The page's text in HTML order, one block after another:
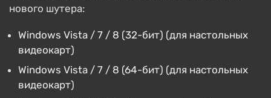
нового шутера:
Windows Vista / 7 / 8 (32-бит) (для настольных
видеокарт)
Windows Vista / 7 / 8 (64-бит) (для настольных
видеокарт)